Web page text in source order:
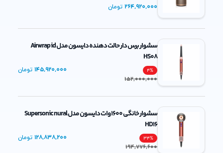
264,920,000تومان
سشوار برس دار حالت دهنده دایسون مدل Airwrap id
HS08
4%
145,920,000 تومان
152,000,000
سشوار خانگی 1600 وات دایسون مدل Supersonic nural
HD16
34%
128,838,200 تومان
194,776,600